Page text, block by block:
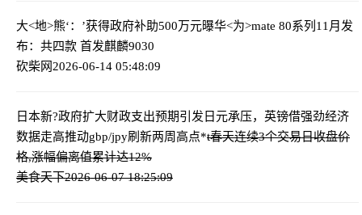
大<地>熊‘：’获得政府补助500万元曝华<为>mate 80系列11月发
布：共四款 首发麒麟9030
砍柴网2026-06-14 05:48:09
日本新?政府扩大财政支出预期引发日元承压，英镑借强劲经济
数据走高推动gbp/jpy刷新两周高点*t春天连续3个交易日收盘价
格,涨幅偏离值累计达12%
美食天下2026-06-07 18:25:09